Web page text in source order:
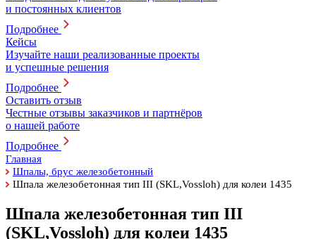
и постоянных клиентов
Подробнее
Кейсы
Изучайте наши реализованные проекты
и успешные решения
Подробнее
Оставить отзыв
Честные отзывы заказчиков и партнёров
о нашей работе
Подробнее
Главная
Шпалы, брус железобетонный
Шпала железобетонная тип III (SKL,Vossloh) для колеи 1435
Шпала железобетонная тип III
(SKL,Vossloh) для колеи 1435